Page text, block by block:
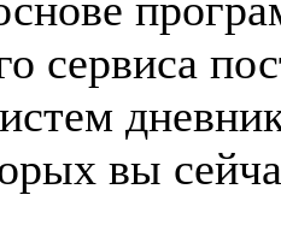
сервиса
вы